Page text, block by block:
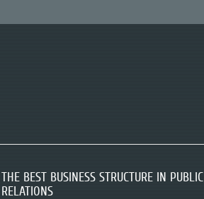
THE BEST BUSINESS STRUCTURE IN PUBLIC
RELATIONS
TENHAM SONHOS E SABEREMOS CONECTÁ-
LOS AO MUNDO DIGITAL E REAL.
PENSE GRANDE, POIS SABEREMOS FAZER O
MELHOR PELA SUA EMPRESA E POR VOCÊ!